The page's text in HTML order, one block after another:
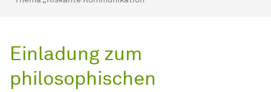
Einladung zum
philosophischen